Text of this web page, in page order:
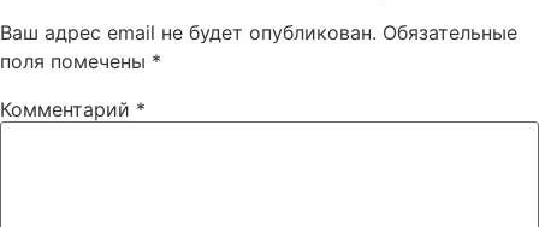
Ваш адрес email не будет опубликован. Обязательные
поля помечены *
Комментарий *